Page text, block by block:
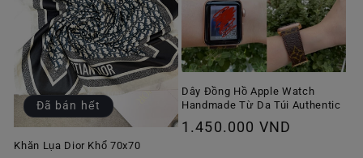
Đã bán hết
Khăn Lụa Dior Khổ 70x70
Dây Đồng Hồ Apple Watch
Handmade Từ Da Túi Authentic
Giá
1.450.000 VND